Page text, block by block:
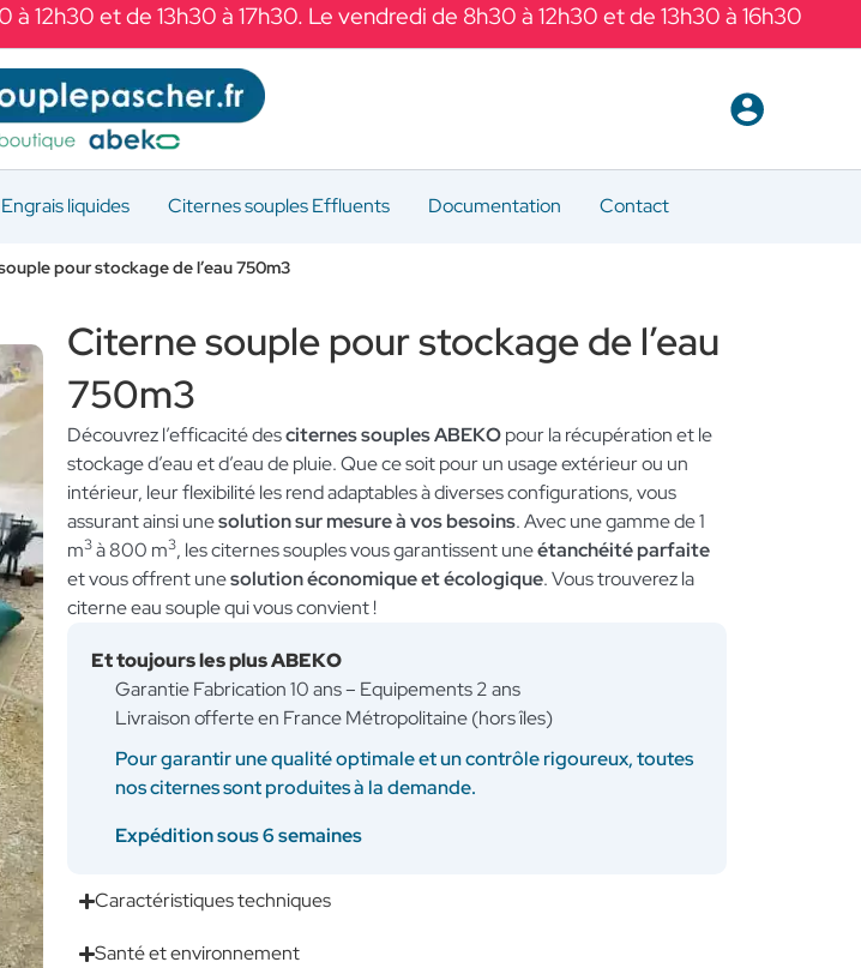
12h30 et de 13h30 à 17h30. Le vendredi de 8h30 à 12h30 et de 13h30 à 16h30
liquides Citernes souples Effluents Documentation Contact
pour stockage de l’eau 750m3
Citerne souple pour stockage de l’eau
750m3
Découvrez l’efficacité desciternes souples ABEKOpour la récupération et le
stockage d’eau et d’eau de pluie. Que ce soit pour un usage extérieur ou un
intérieur, leur flexibilité les rend adaptables à diverses configurations, vous
assurant ainsi unesolution sur mesure à vos besoins. Avec une gamme de 1
m3à 800 m3, les citernes souples vous garantissent uneétanchéité parfaite
et vous offrent unesolution économique et écologique. Vous trouverez la
citerne eau souple qui vous convient !
Et toujours les plus ABEKO
Garantie Fabrication 10 ans – Equipements 2 ans
Livraison offerte en France Métropolitaine (hors îles)
Pour garantir une qualité optimale et un contrôle rigoureux, toutes
nos citernes sont produites à la demande.
Expédition sous 6 semaines
Caractéristiques techniques
Santé et environnement